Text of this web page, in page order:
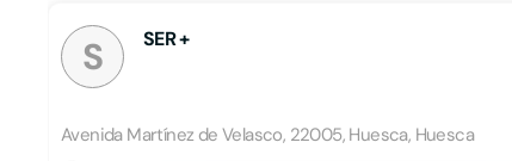
S SER +
Avenida Martínez de Velasco, 22005, Huesca, Huesca